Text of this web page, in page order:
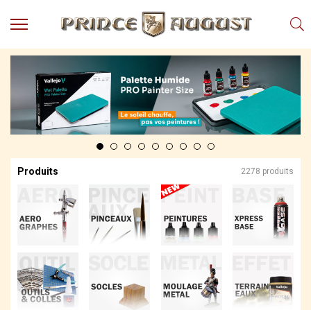
MENU
Points
de
Vente
Conseil
Actualités
Téléchargements
Techniques,
trucs et
astuces
Vidéos
Produits 2278 produits